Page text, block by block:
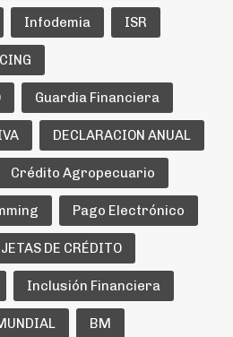
Infodemia ISR
Guardia Financiera
DECLARACION ANUAL
Crédito Agropecuario
Pago Electrónico
DE CRÉDITO
Inclusión Financiera
BM